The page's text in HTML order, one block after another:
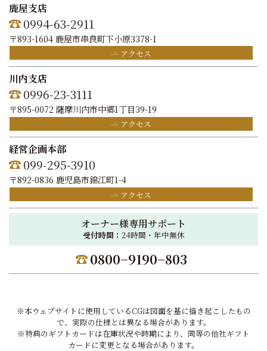
鹿屋支店
0994-63-2911
〒893-1604 鹿屋市串良町下小原3378-1
アクセス
川内支店
0996-23-3111
〒895-0072 薩摩川内市中郷1丁目39-19
アクセス
経営企画本部
099-295-3910
〒892-0836 鹿児島市錦江町1-4
アクセス
オーナー様専用サポート
受付時間： 24時間・年中無休
0800−9190−803
※本ウェブサイトに使用しているCGは図面を基に描き起こしたもの
で、実際の仕様とは異なる場合があります。
※特典のギフトカードは在庫状況や時期により、同等の他社ギフト
カードに変更となる場合があります。